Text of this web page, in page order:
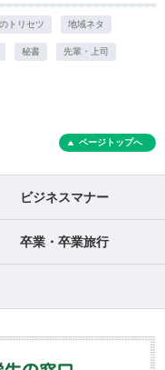
トリセツ 地域ネタ
秘書 先輩・上司
ページトップへ
ビジネスマナー
卒業・卒業旅行